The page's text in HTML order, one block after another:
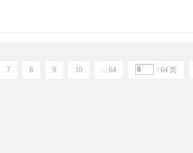
7 8 9 10 ... 64 / 64 页